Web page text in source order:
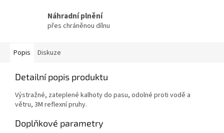
Náhradní plnění
přes chráněnou dílnu
Popis Diskuze
Detailní popis produktu
Výstražné, zateplené kalhoty do pasu, odolné proti vodě a
větru, 3M reflexní pruhy.
Doplňkové parametry